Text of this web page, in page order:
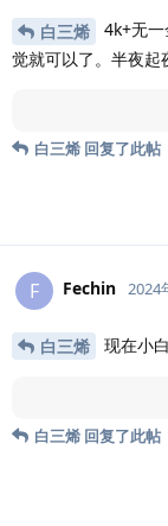
白三烯
4k+无
觉就可以了。半夜起
白三烯 回复了此帖
F Fechin 2024
白三烯 现在小
白三烯 回复了此帖